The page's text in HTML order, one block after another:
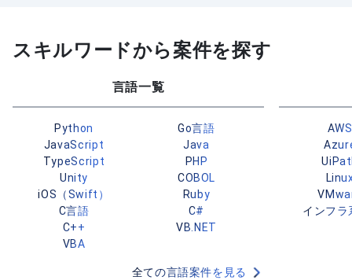
スキルワードから案件を探す
言語一覧
Python
Go言語
JavaScript
Java
TypeScript
PHP
Unity
COBOL
iOS（Swift）
Ruby
C言語
C#
C++
VB.NET
VBA
全ての言語案件を見る
AWS
インフラ